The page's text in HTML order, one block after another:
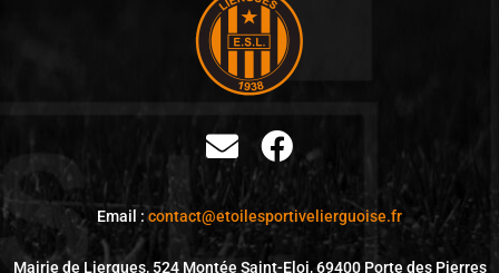
Email : contact@etoilesportivelierguoise.fr
Mairie de Liergues, 524 Montée Saint-Eloi, 69400 Porte des Pierres